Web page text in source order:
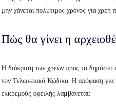
μην χάνεται πολύτιμος χρόνος για χρέη
Πώς θα γίνει η
Η διάκριση των χρεών προς το δημόσιο
τον Τελωνειακό Κώδικα. Η απόφαση για
εκκρεμούς οφειλής λαμβάνεται: